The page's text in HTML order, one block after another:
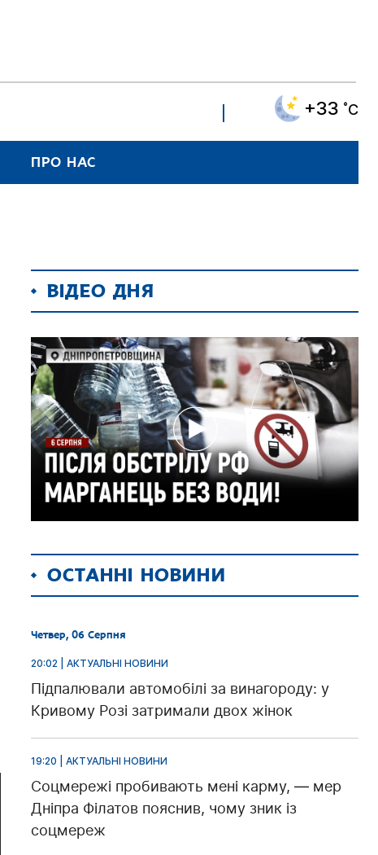
+33 ˚C
ПРО НАС
ВІДЕО ДНЯ
ОСТАННІ НОВИНИ
Четвер, 06 Серпня
20:02 | АКТУАЛЬНІ НОВИНИ
Підпалювали автомобілі за винагороду: у
Кривому Розі затримали двох жінок
19:20 | АКТУАЛЬНІ НОВИНИ
Соцмережі пробивають мені карму, — мер
Дніпра Філатов пояснив, чому зник із
соцмереж